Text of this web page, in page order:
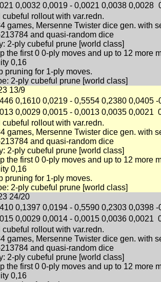
0,0032 0,0019 - 0,0021 0,0038 0,0028
cubeful rollout with var.redn.
games, Mersenne Twister dice gen. with
and quasi-random dice
2-ply cubeful prune [world class]
the first 0 0-ply moves and up to 12 more
0,16
pruning for 1-ply moves.
2-ply cubeful prune [world class]
13/9
0,1610 0,0219 - 0,5554 0,2380 0,0405 -
0,0029 0,0015 - 0,0013 0,0035 0,0021
cubeful rollout with var.redn.
games, Mersenne Twister dice gen. with
and quasi-random dice
2-ply cubeful prune [world class]
the first 0 0-ply moves and up to 12 more
0,16
pruning for 1-ply moves.
2-ply cubeful prune [world class]
24/20
0,1397 0,0194 - 0,5590 0,2303 0,0398 -
0,0029 0,0014 - 0,0015 0,0036 0,0021
cubeful rollout with var.redn.
games, Mersenne Twister dice gen. with
and quasi-random dice
2-ply cubeful prune [world class]
the first 0 0-ply moves and up to 12 more
0,16